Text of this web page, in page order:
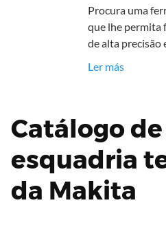
Procura uma
que lhe permita
de alta precisão
Ler más
Catálogo
esquadria
da Makita